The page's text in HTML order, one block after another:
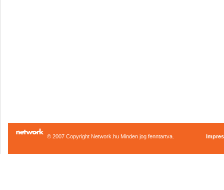
© 2007 Copyright Network.hu Minden jog fenntartva.